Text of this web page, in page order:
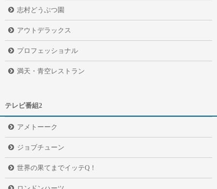
志村どうぶつ園
アウトデラックス
プロフェッショナル
満天・青空レストラン
テレビ番組2
アメトーーク
ジョブチューン
世界の果てまでイッテQ！